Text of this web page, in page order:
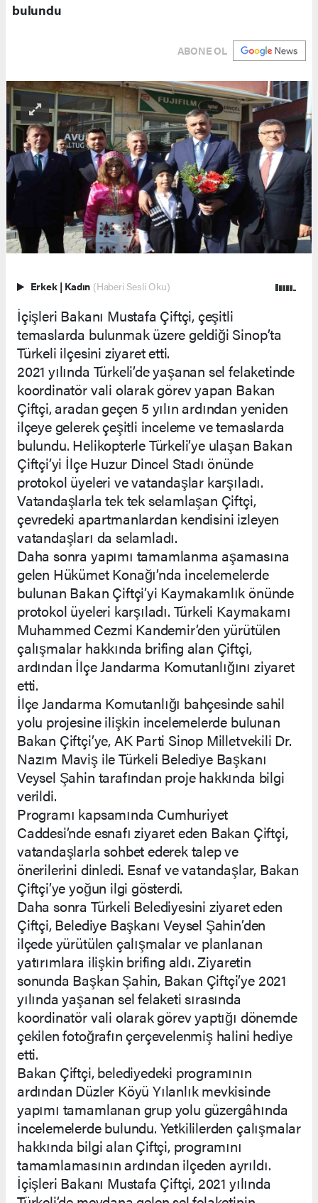
bulundu
ABONE OL
Erkek | Kadın (Haberi Sesli Oku)
İçişleri Bakanı Mustafa Çiftçi, çeşitli
temaslarda bulunmak üzere geldiği Sinop’ta
Türkeli ilçesini ziyaret etti.
2021 yılında Türkeli’de yaşanan sel felaketinde
koordinatör vali olarak görev yapan Bakan
Çiftçi, aradan geçen 5 yılın ardından yeniden
ilçeye gelerek çeşitli inceleme ve temaslarda
bulundu. Helikopterle Türkeli’ye ulaşan Bakan
Çiftçi’yi İlçe Huzur Dincel Stadı önünde
protokol üyeleri ve vatandaşlar karşıladı.
Vatandaşlarla tek tek selamlaşan Çiftçi,
çevredeki apartmanlardan kendisini izleyen
vatandaşları da selamladı.
Daha sonra yapımı tamamlanma aşamasına
gelen Hükümet Konağı’nda incelemelerde
bulunan Bakan Çiftçi’yi Kaymakamlık önünde
protokol üyeleri karşıladı. Türkeli Kaymakamı
Muhammed Cezmi Kandemir’den yürütülen
çalışmalar hakkında brifing alan Çiftçi,
ardından İlçe Jandarma Komutanlığını ziyaret
etti.
İlçe Jandarma Komutanlığı bahçesinde sahil
yolu projesine ilişkin incelemelerde bulunan
Bakan Çiftçi’ye, AK Parti Sinop Milletvekili Dr.
Nazım Maviş ile Türkeli Belediye Başkanı
Veysel Şahin tarafından proje hakkında bilgi
verildi.
Programı kapsamında Cumhuriyet
Caddesi’nde esnafı ziyaret eden Bakan Çiftçi,
vatandaşlarla sohbet ederek talep ve
önerilerini dinledi. Esnaf ve vatandaşlar, Bakan
Çiftçi’ye yoğun ilgi gösterdi.
Daha sonra Türkeli Belediyesini ziyaret eden
Çiftçi, Belediye Başkanı Veysel Şahin’den
ilçede yürütülen çalışmalar ve planlanan
yatırımlara ilişkin brifing aldı. Ziyaretin
sonunda Başkan Şahin, Bakan Çiftçi’ye 2021
yılında yaşanan sel felaketi sırasında
koordinatör vali olarak görev yaptığı dönemde
çekilen fotoğrafın çerçevelenmiş halini hediye
etti.
Bakan Çiftçi, belediyedeki programının
ardından Düzler Köyü Yılanlık mevkisinde
yapımı tamamlanan grup yolu güzergâhında
incelemelerde bulundu. Yetkililerden çalışmalar
hakkında bilgi alan Çiftçi, programını
tamamlamasının ardından ilçeden ayrıldı.
İçişleri Bakanı Mustafa Çiftçi, 2021 yılında